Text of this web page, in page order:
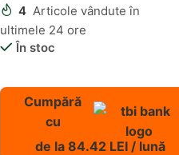
4 Articole vândute în
ultimele 24 ore
În stoc
Cumpără
cu
de la 84.42 LEI / lună